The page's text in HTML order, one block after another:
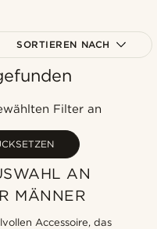
SORTIEREN NACH
Beliebtesten
Preis
Filter an
AN
MÄNNER
Accessoire, das